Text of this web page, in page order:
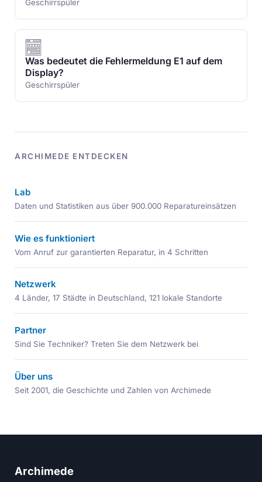
Geschirrspüler
Was bedeutet die Fehlermeldung E1 auf dem
Display?
Geschirrspüler
ARCHIMEDE ENTDECKEN
Lab
Daten und Statistiken aus über 900.000 Reparatureinsätzen
Wie es funktioniert
Vom Anruf zur garantierten Reparatur, in 4 Schritten
Netzwerk
4 Länder, 17 Städte in Deutschland, 121 lokale Standorte
Partner
Sind Sie Techniker? Treten Sie dem Netzwerk bei
Über uns
Seit 2001, die Geschichte und Zahlen von Archimede
Archimede